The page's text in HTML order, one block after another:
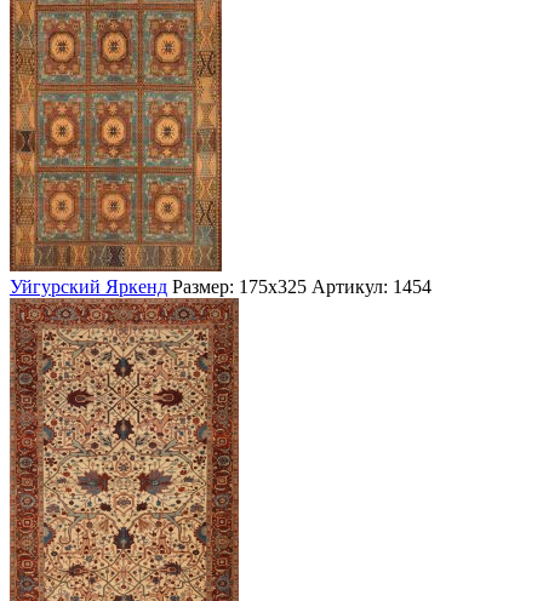
Уйгурский Яркенд Размер: 175х325 Артикул: 1454